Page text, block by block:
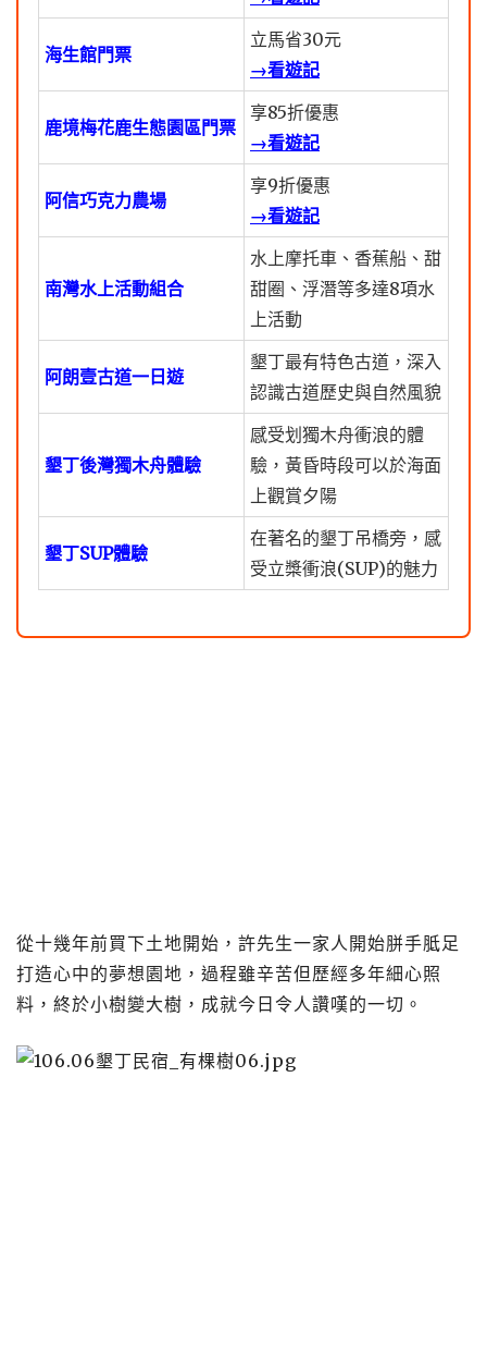
海生館門票
立馬省30元
→看遊記
鹿境梅花鹿生態園區門票
享85折優惠
→看遊記
阿信巧克力農場
享9折優惠
→看遊記
南灣水上活動組合
水上摩托車、香蕉船、甜
甜圈、浮潛等多達8項水
上活動
阿朗壹古道一日遊
墾丁最有特色古道，深入
認識古道歷史與自然風貌
墾丁後灣獨木舟體驗
感受划獨木舟衝浪的體
驗，黃昏時段可以於海面
上觀賞夕陽
墾丁SUP體驗
在著名的墾丁吊橋旁，感
受立槳衝浪(SUP)的魅力
從十幾年前買下土地開始，許先生一家人開始胼手胝足
打造心中的夢想園地，過程雖辛苦但歷經多年細心照
料，終於小樹變大樹，成就今日令人讚嘆的一切。